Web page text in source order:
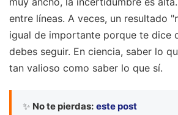
entre líneas. A veces, un resultado
igual de importante porque te dice
debes seguir. En ciencia, saber lo
tan valioso como saber lo que sí.
✨ No te pierdas: este post